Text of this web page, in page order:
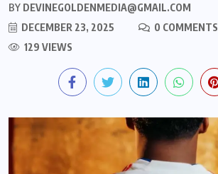
BY DEVINEGOLDENMEDIA@GMAIL.COM
DECEMBER 23, 2025
0 COMMENTS
129 VIEWS